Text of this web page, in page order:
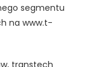
segmentu
na www.t-